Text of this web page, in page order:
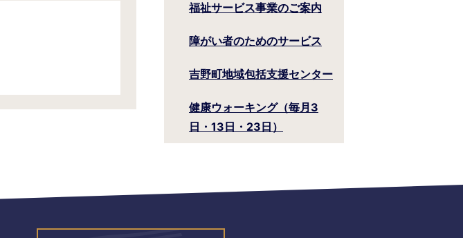
福祉サービス事業のご案内
障がい者のためのサービス
吉野町地域包括支援センター
健康ウォーキング（毎月3
日・13日・23日）